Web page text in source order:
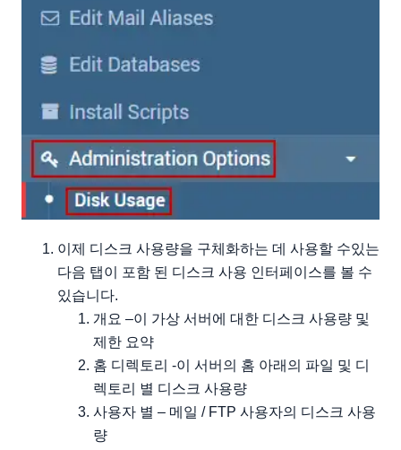
이제 디스크 사용량을 구체화하는 데 사용할 수있는
다음 탭이 포함 된 디스크 사용 인터페이스를 볼 수
있습니다.
개요 –이 가상 서버에 대한 디스크 사용량 및
제한 요약
홈 디렉토리 -이 서버의 홈 아래의 파일 및 디
렉토리 별 디스크 사용량
사용자 별 – 메일 / FTP 사용자의 디스크 사용
량